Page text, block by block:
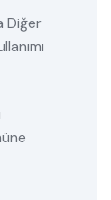
Diğer